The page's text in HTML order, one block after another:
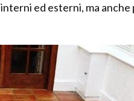
ed esterni, ma